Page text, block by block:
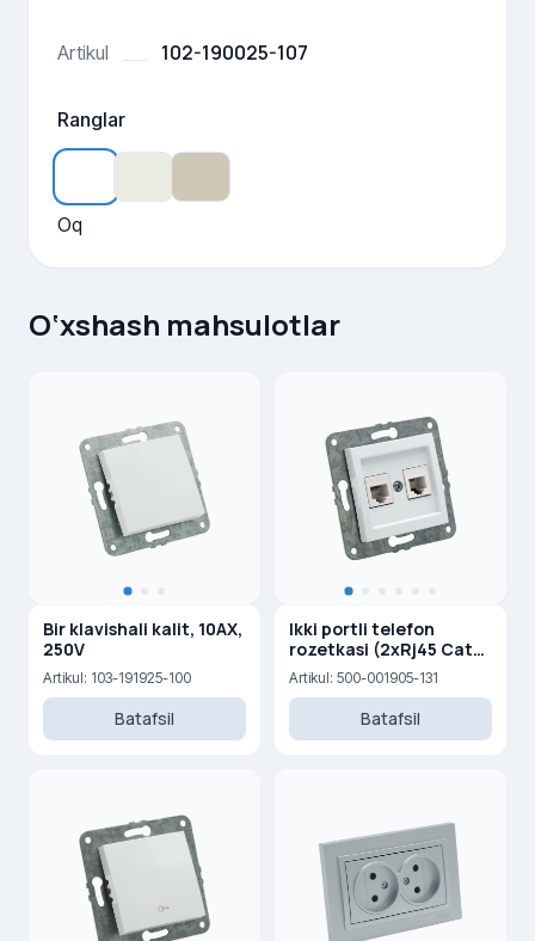
Artikul 102-190025-107
Ranglar
Oq
O‘xshash mahsulotlar
Bir klavishali kalit, 10AX,
250V
Artikul: 103-191925-100
Batafsil
Ikki portli telefon
rozetkasi (2xRj45 Cat
3)
Artikul: 500-001905-131
Batafsil